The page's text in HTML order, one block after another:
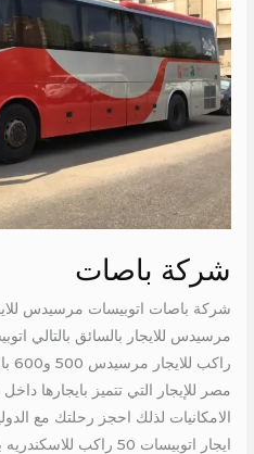
شركة باصات
مصر للإيجار التي تتميز بايجارها
الامكانيات لذلك احجز رحلتك مع
ايجار اتوبيسات 50 راكب